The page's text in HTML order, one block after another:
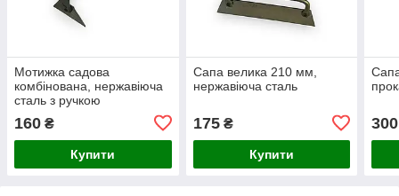
Мотижка садова
комбінована, нержавіюча
сталь з ручкою
160 ₴
Купити
Сапа велика 210 мм,
нержавіюча сталь
175₴
Купити
300